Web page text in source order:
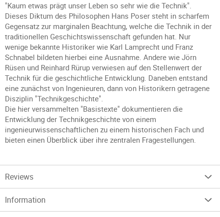
"Kaum etwas prägt unser Leben so sehr wie die Technik".
Dieses Diktum des Philosophen Hans Poser steht in scharfem
Gegensatz zur marginalen Beachtung, welche die Technik in der
traditionellen Geschichtswissenschaft gefunden hat. Nur
wenige bekannte Historiker wie Karl Lamprecht und Franz
Schnabel bildeten hierbei eine Ausnahme. Andere wie Jörn
Rüsen und Reinhard Rürup verwiesen auf den Stellenwert der
Technik für die geschichtliche Entwicklung. Daneben entstand
eine zunächst von Ingenieuren, dann von Historikern getragene
Disziplin "Technikgeschichte".
Die hier versammelten "Basistexte" dokumentieren die
Entwicklung der Technikgeschichte von einem
ingenieurwissenschaftlichen zu einem historischen Fach und
bieten einen Überblick über ihre zentralen Fragestellungen.
Reviews
Information